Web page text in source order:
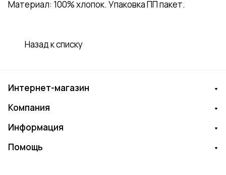
Материал: 100% хлопок. Упаковка ПП пакет.
Назад к списку
Интернет-магазин
Компания
Информация
Помощь